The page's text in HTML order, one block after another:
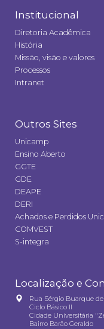
Institucional
Diretoria Acadêmica
História
Missão, visão e valores
Processos
Intranet
Outros Sites
Unicamp
Ensino Aberto
GGTE
GDE
DEAPE
DERI
Achados e Perdidos
COMVEST
S-integra
Localização e
Rua Sérgio Buarque
Ciclo Básico II
Cidade Universitária
Bairro Barão Geraldo